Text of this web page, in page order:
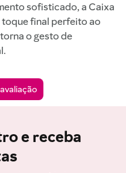
sofisticado, a Caixa
toque final perfeito ao
o gesto de
e receba